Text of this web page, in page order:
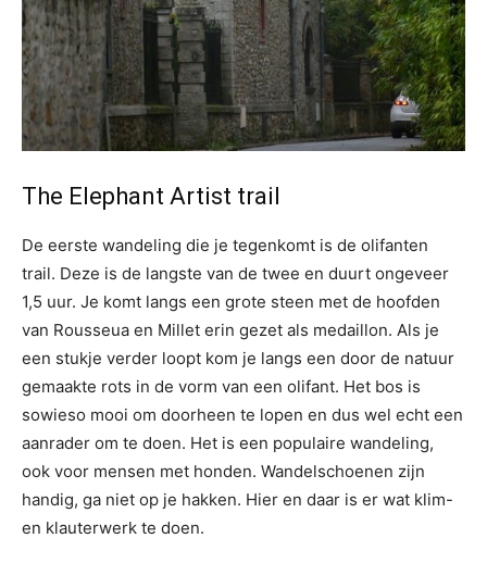
The Elephant Artist trail
De eerste wandeling die je tegenkomt is de olifanten
trail. Deze is de langste van de twee en duurt ongeveer
1,5 uur. Je komt langs een grote steen met de hoofden
van Rousseua en Millet erin gezet als medaillon. Als je
een stukje verder loopt kom je langs een door de natuur
gemaakte rots in de vorm van een olifant. Het bos is
sowieso mooi om doorheen te lopen en dus wel echt een
aanrader om te doen. Het is een populaire wandeling,
ook voor mensen met honden. Wandelschoenen zijn
handig, ga niet op je hakken. Hier en daar is er wat klim-
en klauterwerk te doen.